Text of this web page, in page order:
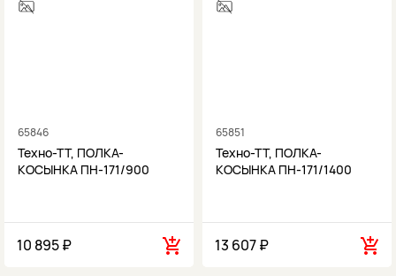
65846
Техно-ТТ, ПОЛКА-
КОСЫНКА ПН-171/900
10 895 ₽
65851
Техно-ТТ, ПОЛКА-
КОСЫНКА ПН-171/1400
13 607 ₽